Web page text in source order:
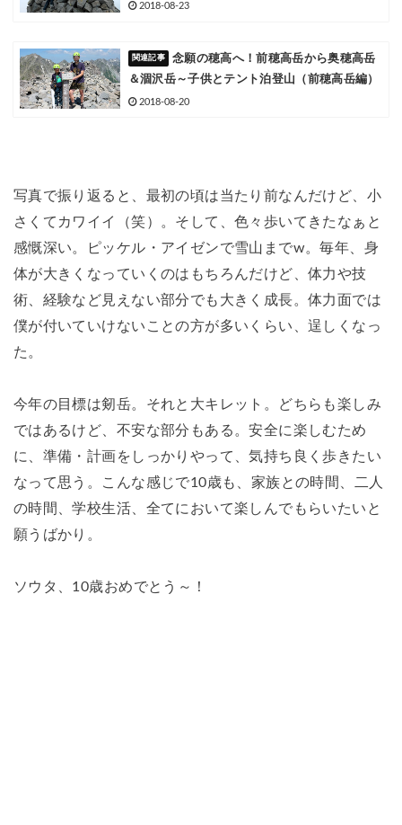
2018-08-23
念願の穂高へ！前穂高岳から奥穂高岳
＆涸沢岳～子供とテント泊登山（前穂高岳編）
2018-08-20
写真で振り返ると、最初の頃は当たり前なんだけど、小
さくてカワイイ（笑）。そして、色々歩いてきたなぁと
感慨深い。ピッケル・アイゼンで雪山までw。毎年、身
体が大きくなっていくのはもちろんだけど、体力や技
術、経験など見えない部分でも大きく成長。体力面では
僕が付いていけないことの方が多いくらい、逞しくなっ
た。
今年の目標は剱岳。それと大キレット。どちらも楽しみ
ではあるけど、不安な部分もある。安全に楽しむため
に、準備・計画をしっかりやって、気持ち良く歩きたい
なって思う。こんな感じで10歳も、家族との時間、二人
の時間、学校生活、全てにおいて楽しんでもらいたいと
願うばかり。
ソウタ、10歳おめでとう～！